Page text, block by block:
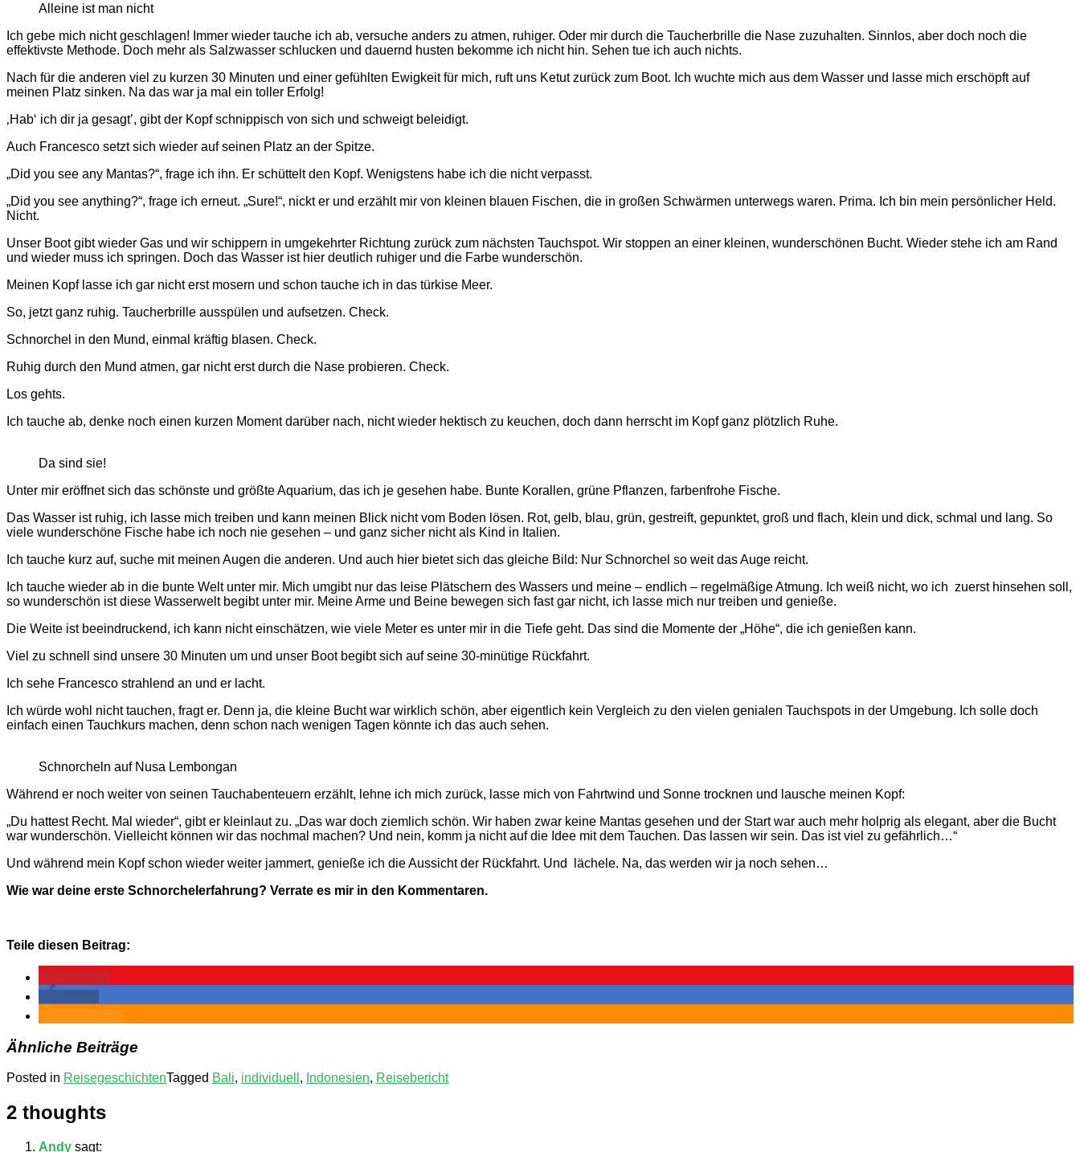
Alleine ist man nicht
Ich gebe mich nicht geschlagen! Immer wieder tauche ich ab, versuche anders zu atmen, ruhiger. Oder mir durch die Taucherbrille die Nase zuzuhalten. Sinnlos, aber doch noch die
effektivste Methode. Doch mehr als Salzwasser schlucken und dauernd husten bekomme ich nicht hin. Sehen tue ich auch nichts.
Nach für die anderen viel zu kurzen 30 Minuten und einer gefühlten Ewigkeit für mich, ruft uns Ketut zurück zum Boot. Ich wuchte mich aus dem Wasser und lasse mich erschöpft auf
meinen Platz sinken. Na das war ja mal ein toller Erfolg!
‚Hab‘ ich dir ja gesagt’, gibt der Kopf schnippisch von sich und schweigt beleidigt.
Auch Francesco setzt sich wieder auf seinen Platz an der Spitze.
„Did you see any Mantas?“, frage ich ihn. Er schüttelt den Kopf. Wenigstens habe ich die nicht verpasst.
„Did you see anything?“, frage ich erneut. „Sure!“, nickt er und erzählt mir von kleinen blauen Fischen, die in großen Schwärmen unterwegs waren. Prima. Ich bin mein persönlicher Held.
Nicht.
Unser Boot gibt wieder Gas und wir schippern in umgekehrter Richtung zurück zum nächsten Tauchspot. Wir stoppen an einer kleinen, wunderschönen Bucht. Wieder stehe ich am Rand
und wieder muss ich springen. Doch das Wasser ist hier deutlich ruhiger und die Farbe wunderschön.
Meinen Kopf lasse ich gar nicht erst mosern und schon tauche ich in das türkise Meer.
So, jetzt ganz ruhig. Taucherbrille ausspülen und aufsetzen. Check.
Schnorchel in den Mund, einmal kräftig blasen. Check.
Ruhig durch den Mund atmen, gar nicht erst durch die Nase probieren. Check.
Los gehts.
Ich tauche ab, denke noch einen kurzen Moment darüber nach, nicht wieder hektisch zu keuchen, doch dann herrscht im Kopf ganz plötzlich Ruhe.
Da sind sie!
Unter mir eröffnet sich das schönste und größte Aquarium, das ich je gesehen habe. Bunte Korallen, grüne Pflanzen, farbenfrohe Fische.
Das Wasser ist ruhig, ich lasse mich treiben und kann meinen Blick nicht vom Boden lösen. Rot, gelb, blau, grün, gestreift, gepunktet, groß und flach, klein und dick, schmal und lang. So
viele wunderschöne Fische habe ich noch nie gesehen – und ganz sicher nicht als Kind in Italien.
Ich tauche kurz auf, suche mit meinen Augen die anderen. Und auch hier bietet sich das gleiche Bild: Nur Schnorchel so weit das Auge reicht.
Ich tauche wieder ab in die bunte Welt unter mir. Mich umgibt nur das leise Plätschern des Wassers und meine – endlich – regelmäßige Atmung. Ich weiß nicht, wo ich zuerst hinsehen soll,
so wunderschön ist diese Wasserwelt begibt unter mir. Meine Arme und Beine bewegen sich fast gar nicht, ich lasse mich nur treiben und genieße.
Die Weite ist beeindruckend, ich kann nicht einschätzen, wie viele Meter es unter mir in die Tiefe geht. Das sind die Momente der „Höhe“, die ich genießen kann.
Viel zu schnell sind unsere 30 Minuten um und unser Boot begibt sich auf seine 30-minütige Rückfahrt.
Ich sehe Francesco strahlend an und er lacht.
Ich würde wohl nicht tauchen, fragt er. Denn ja, die kleine Bucht war wirklich schön, aber eigentlich kein Vergleich zu den vielen genialen Tauchspots in der Umgebung. Ich solle doch
einfach einen Tauchkurs machen, denn schon nach wenigen Tagen könnte ich das auch sehen.
Schnorcheln auf Nusa Lembongan
Während er noch weiter von seinen Tauchabenteuern erzählt, lehne ich mich zurück, lasse mich von Fahrtwind und Sonne trocknen und lausche meinen Kopf:
„Du hattest Recht. Mal wieder“, gibt er kleinlaut zu. „Das war doch ziemlich schön. Wir haben zwar keine Mantas gesehen und der Start war auch mehr holprig als elegant, aber die Bucht
war wunderschön. Vielleicht können wir das nochmal machen? Und nein, komm ja nicht auf die Idee mit dem Tauchen. Das lassen wir sein. Das ist viel zu gefährlich…“
Und während mein Kopf schon wieder weiter jammert, genieße ich die Aussicht der Rückfahrt. Und
lächele. Na, das werden wir ja noch sehen…
Wie war deine erste Schnorchelerfahrung? Verrate es mir in den Kommentaren.
Teile diesen Beitrag:
Ähnliche Beiträge
Posted in ReisegeschichtenTagged Bali, individuell , Indonesien, Reisebericht
2 thoughts
Andy sagt: